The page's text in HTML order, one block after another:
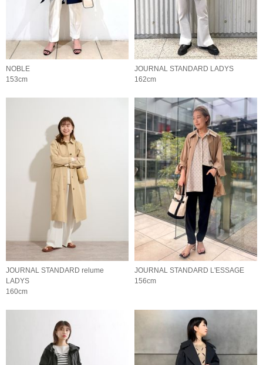
NOBLE
153cm
JOURNAL STANDARD LADYS
162cm
JOURNAL STANDARD relume
LADYS
160cm
JOURNAL STANDARD L'ESSAGE
156cm